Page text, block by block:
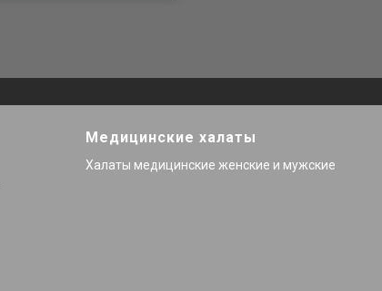
Медицинские халаты
Халаты медицинские женские и мужские